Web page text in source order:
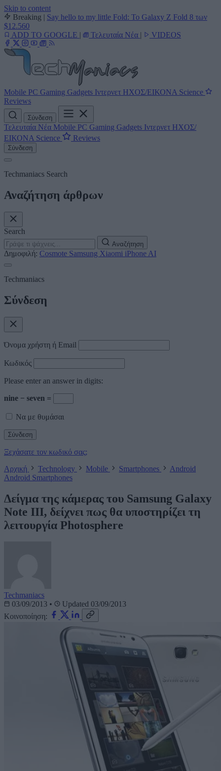
Skip to content
Breaking | Say hello to my little Fold: Το Galaxy Z Fold 8 των
$12.560
ADD TO GOOGLE | Τελευταία Νέα | VIDEOS
Mobile PC Gaming Gadgets Ιντερνετ ΗΧΟΣ/ΕΙΚΟΝΑ Science
Reviews
Σύνδεση
Τελευταία Νέα Mobile PC Gaming Gadgets Ιντερνετ ΗΧΟΣ/
ΕΙΚΟΝΑ Science Reviews
Σύνδεση
Techmaniacs Search
Αναζήτηση άρθρων
Search
Αναζήτηση
Δημοφιλή: Cosmote Samsung Xiaomi iPhone AI
Techmaniacs
Σύνδεση
Όνομα χρήστη ή Email
Κωδικός
Please enter an answer in digits:
nine − seven =
Να με θυμάσαι
Ξεχάσατε τον κωδικό σας;
Αρχική
Technology Mobile Smartphones
Android
Android Smartphones
Δείγμα της κάμερας του Samsung Galaxy
Note III, δείχνει πως θα υποστηρίζει τη
λειτουργία Photosphere
Techmaniacs
03/09/2013 •
Updated 03/09/2013
Κοινοποίηση: